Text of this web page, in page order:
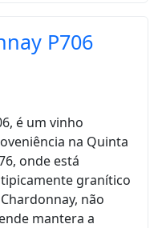
P706
é um vinho
na Quinta
onde está
granítico
não
mantera a